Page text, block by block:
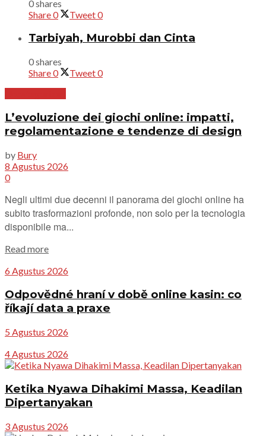
0 shares
Share0 Tweet0
Tarbiyah, Murobbi dan Cinta
0 shares
Share0 Tweet0
L’evoluzione dei giochi online: impatti,
regolamentazione e tendenze di design
by Bury
8 Agustus 2026
0
Negli ultimi due decenni il panorama dei giochi online ha
subito trasformazioni profonde, non solo per la tecnologia
disponibile ma...
Read moreDetails
6 Agustus 2026
Odpovědné hraní v době online kasin: co
říkají data a praxe
5 Agustus 2026
4 Agustus 2026
Ketika Nyawa Dihakimi Massa, Keadilan
Dipertanyakan
3 Agustus 2026